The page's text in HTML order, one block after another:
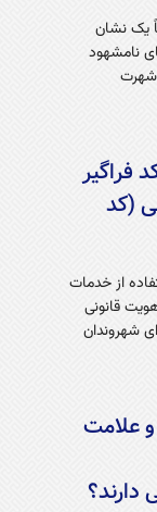
یک نشان
نامشهود
شهرت
فراگیر
(کد
از خدمات
قانونی
شهروندان
علامت
دارند؟